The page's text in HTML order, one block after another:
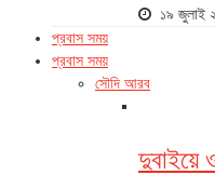
১৯ জুলাই
প্রবাস সময়
প্রবাস সময়
সৌদি আরব
দুবাইয়ে